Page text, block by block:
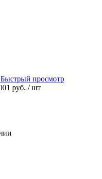
Быстрый просмотр
руб. / шт